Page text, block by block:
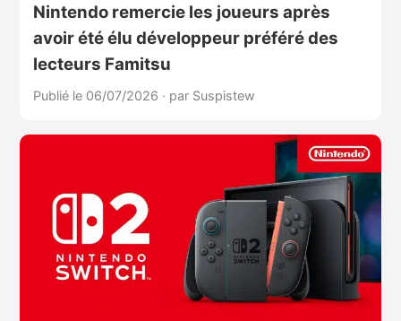
Nintendo remercie les joueurs après
avoir été élu développeur préféré des
lecteurs Famitsu
Publié le 06/07/2026 · par Suspistew